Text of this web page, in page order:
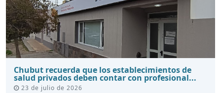
Chubut recuerda que los establecimientos de
salud privados deben contar con profesional...
23 de julio de 2026